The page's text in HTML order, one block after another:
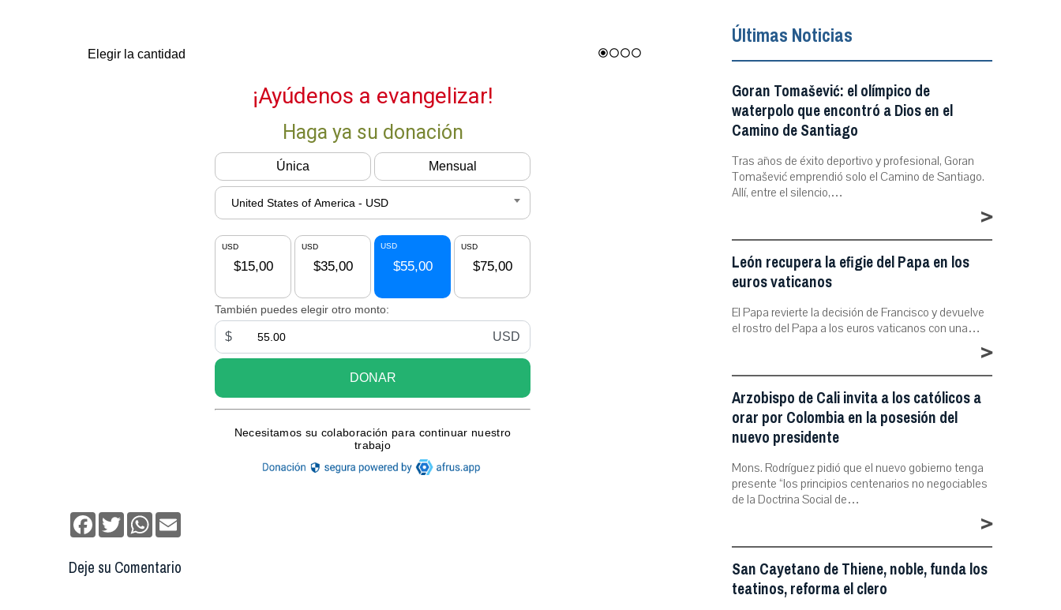
Facebook
TwitterWhatsApp
Deje su Comentario
Últimas Noticias
Goran Tomašević: el olímpico de
waterpolo que encontró a Dios en el
Camino de Santiago
Tras años de éxito deportivo y profesional, Goran
Tomašević emprendió solo el Camino de Santiago.
Allí, entre el silencio,…
>
León recupera la efigie del Papa en los
euros vaticanos
El Papa revierte la decisión de Francisco y devuelve
el rostro del Papa a los euros vaticanos con una…
>
Arzobispo de Cali invita a los católicos a
orar por Colombia en la posesión del
nuevo presidente
Mons. Rodríguez pidió que el nuevo gobierno tenga
presente “los principios centenarios no negociables
de la Doctrina Social de…
>
San Cayetano de Thiene, noble, funda los
teatinos, reforma el clero